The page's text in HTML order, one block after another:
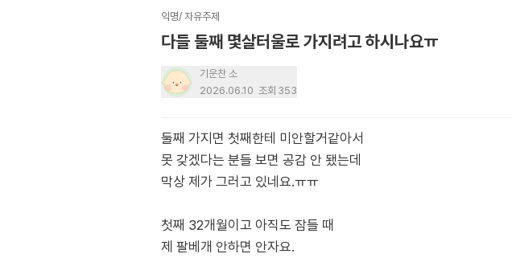
익명/ 자유주제
다들 둘째 몇살터울로 가지려고 하시나요ㅠ
기운찬 소
2026.06.10 조회 353
둘째 가지면 첫째한테 미안할거같아서
못 갖겠다는 분들 보면 공감 안 됐는데
막상 제가 그러고 있네요.ㅠㅠ
첫째 32개월이고 아직도 잠들 때
제 팔베개 안하면 안자요.